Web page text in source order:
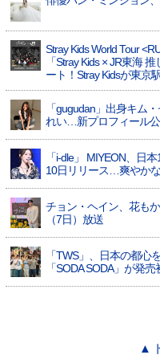
Stray Kids World Tour
「Stray Kids × JR東海
ート！Stray Kidsが東京
「gugudan」出身キム
れい…新プロフィール
「i-dle」 MIYEON、日
10日リリース…爽やか
チョン・ヘイン、花も
（7日）放送
「TWS」、日本の都心
「SODA SODA」が発
▲